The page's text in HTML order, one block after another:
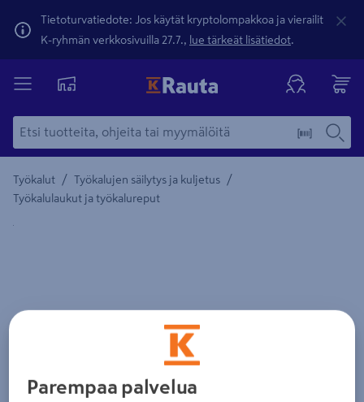
Tietoturvatiedote: Jos käytät kryptolompakkoa ja vierailit
K-ryhmän verkkosivuilla 27.7., lue tärkeät lisätiedot.
Työkalut / Työkalujen säilytys ja kuljetus /
Työkalulaukut ja työkalureput
Yksityiskohtainen kuvaus löytyy Tuotteen kuvaus -
Parempaa palvelua